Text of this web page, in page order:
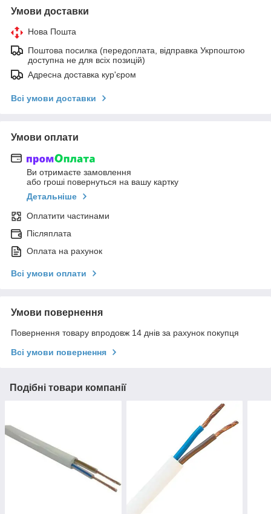
Умови доставки
Нова Пошта
Поштова посилка (передоплата, відправка Укрпоштою
доступна не для всіх позицій)
Адресна доставка кур'єром
Всі умови доставки
Умови оплати
Ви отримаєте замовлення
або гроші повернуться на вашу картку
Детальніше
Оплатити частинами
Післяплата
Оплата на рахунок
Всі умови оплати
Умови повернення
Повернення товару впродовж 14 днів за рахунок покупця
Всі умови повернення
Подібні товари компанії